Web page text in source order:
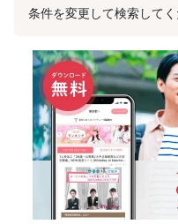
条件を変更して検索して